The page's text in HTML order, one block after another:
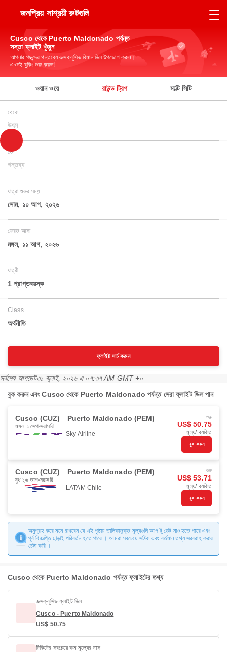
জনপ্রিয় সাশ্রয়ী রুটগুলি
Cusco থেকে Puerto Maldonado পর্যন্ত
সস্তা ফ্লাইট খুঁজুন
আপনার পছন্দের গন্তব্যে এক্সক্লুসিভ বিমান ডিল উপভোগ করুন।
এখনই বুকিং শুরু করুন!
ওয়ান ওয়ে রাউন্ড ট্রিপ মাল্টি সিটি
থেকে
উৎস
তে
গন্তব্য
যাত্রা শুরুর সময়
সোম, ১০ আগ, ২০২৬
ফেরত আসা
মঙ্গল, ১১ আগ, ২০২৬
যাত্রী
1 প্রাপ্তবয়স্ক
Class
অর্থনীতি
ফ্লাইট সার্চ করুন
সর্বশেষ আপডেট৩১ জুলাই, ২০২৬ এ ০৭:৩৭ AM GMT +০
বুক করুন এবং Cusco থেকে Puerto Maldonado পর্যন্ত সেরা ফ্লাইট ডিল পান
Cusco (CUZ) Puerto Maldonado (PEM)
মঙ্গল ১ সেপ সরাসরি
Sky Airline
শুরু
US$ 50.75
মূল্য/ ব্যক্তি
বুক করুন
Cusco (CUZ) Puerto Maldonado (PEM)
বুধ ২৬ আগ সরাসরি
LATAM Chile
শুরু
US$ 53.71
মূল্য/ ব্যক্তি
বুক করুন
অনুগ্রহ করে মনে রাখবেন যে এই পৃষ্ঠায় তালিকাভুক্ত মূল্যগুলি আপ টু ডেট নাও হতে পারে এবং
পূর্ব বিজ্ঞপ্তি ছাড়াই পরিবর্তন হতে পারে । আমরা সবচেয়ে সঠিক এবং বর্তমান তথ্য সরবরাহ করার
চেষ্টা করি ।
Cusco থেকে Puerto Maldonado পর্যন্ত ফ্লাইটের তথ্য
এক্সক্লুসিভ ফ্লাইট ডিল
Cusco - Puerto Maldonado
US$ 50.75
টিকিটের সবচেয়ে কম মূল্যের মাস